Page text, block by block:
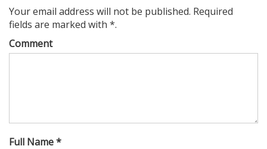
Your email address will not be published. Required
fields are marked with *.
Comment
Full Name *